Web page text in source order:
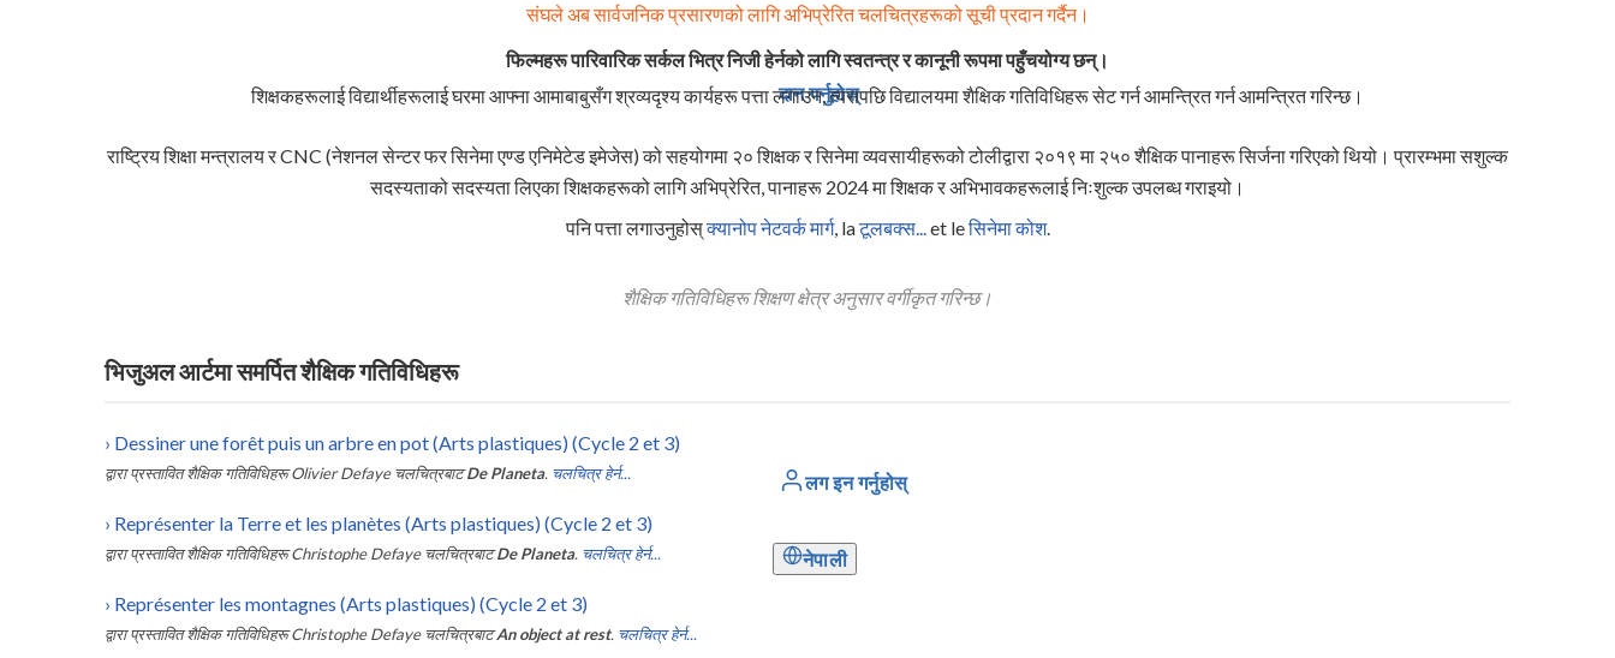
दान गर्नुहोस्
लग इन गर्नुहोस्
नेपाली
संघले अब सार्वजनिक प्रसारणको लागि अभिप्रेरित चलचित्रहरूको सूची प्रदान गर्दैन।
फिल्महरू पारिवारिक सर्कल भित्र निजी हेर्नको लागि स्वतन्त्र र कानूनी रूपमा पहुँचयोग्य छन्।
शिक्षकहरूलाई विद्यार्थीहरूलाई घरमा आफ्ना आमाबाबुसँग श्रव्यदृश्य कार्यहरू पत्ता लगाउन, त्यसपछि विद्यालयमा शैक्षिक गतिविधिहरू सेट गर्न आमन्त्रित गर्न आमन्त्रित गरिन्छ।
राष्ट्रिय शिक्षा मन्त्रालय र CNC (नेशनल सेन्टर फर सिनेमा एण्ड एनिमेटेड इमेजेस) को सहयोगमा २० शिक्षक र सिनेमा व्यवसायीहरूको टोलीद्वारा २०१९ मा २५० शैक्षिक पानाहरू सिर्जना गरिएको थियो। प्रारम्भमा सशुल्क
सदस्यताको सदस्यता लिएका शिक्षकहरूको लागि अभिप्रेरित, पानाहरू 2024 मा शिक्षक र अभिभावकहरूलाई निःशुल्क उपलब्ध गराइयो।
पनि पत्ता लगाउनुहोस्क्यानोप नेटवर्क मार्ग, laटूलबक्स...et leसिनेमा कोश.
शैक्षिक गतिविधिहरू शिक्षण क्षेत्र अनुसार वर्गीकृत गरिन्छ।
भिजुअल आर्टमा समर्पित शैक्षिक गतिविधिहरू
› Dessiner une forêt puis un arbre en pot (Arts plastiques) (Cycle 2 et 3)
द्वारा प्रस्तावित शैक्षिक गतिविधिहरू Olivier Defaye चलचित्रबाट De Planeta. चलचित्र हेर्न...
› Représenter la Terre et les planètes (Arts plastiques) (Cycle 2 et 3)
द्वारा प्रस्तावित शैक्षिक गतिविधिहरू Christophe Defaye चलचित्रबाट De Planeta. चलचित्र हेर्न...
› Représenter les montagnes (Arts plastiques) (Cycle 2 et 3)
द्वारा प्रस्तावित शैक्षिक गतिविधिहरू Christophe Defaye चलचित्रबाट An object at rest. चलचित्र हेर्न...